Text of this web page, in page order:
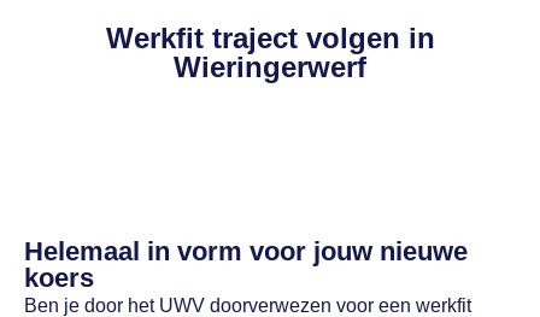
Werkfit traject volgen in
Wieringerwerf
Helemaal in vorm voor jouw nieuwe
koers
Ben je door het UWV doorverwezen voor een werkfit